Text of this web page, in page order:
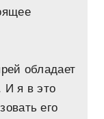
обладает
И я в это
его